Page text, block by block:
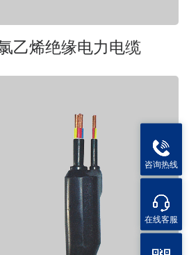
乙烯绝缘电力电缆
咨询热线
在线客服